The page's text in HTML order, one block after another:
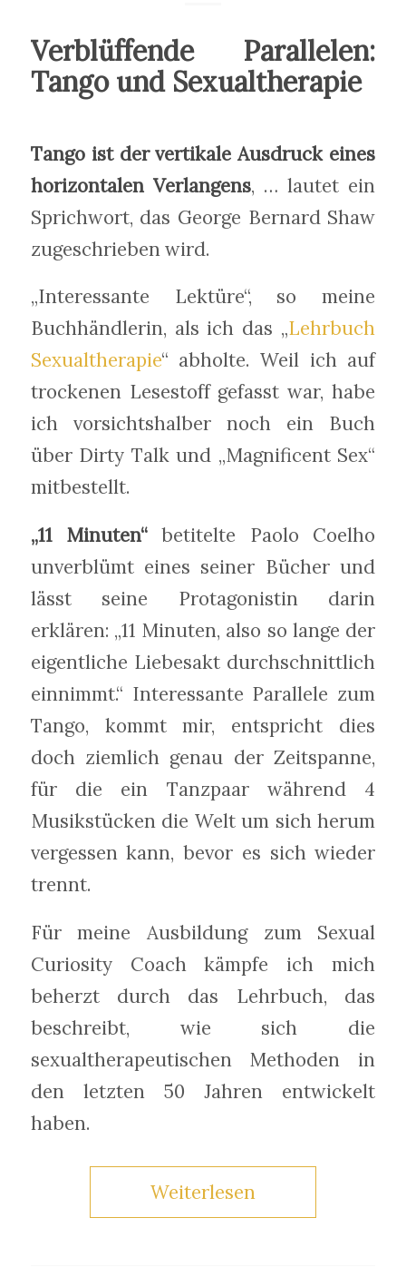
Verblüffende Parallelen:
Tango und Sexualtherapie
Tango ist der vertikale Ausdruck eines
horizontalen Verlangens, … lautet ein
Sprichwort, das George Bernard Shaw
zugeschrieben wird.
„Interessante Lektüre“, so meine
Buchhändlerin, als ich das „Lehrbuch
Sexualtherapie“ abholte. Weil ich auf
trockenen Lesestoff gefasst war, habe
ich vorsichtshalber noch ein Buch
über Dirty Talk und „Magnificent Sex“
mitbestellt.
„11 Minuten“ betitelte Paolo Coelho
unverblümt eines seiner Bücher und
lässt seine Protagonistin darin
erklären: „11 Minuten, also so lange der
eigentliche Liebesakt durchschnittlich
einnimmt.“ Interessante Parallele zum
Tango, kommt mir, entspricht dies
doch ziemlich genau der Zeitspanne,
für die ein Tanzpaar während 4
Musikstücken die Welt um sich herum
vergessen kann, bevor es sich wieder
trennt.
Für meine Ausbildung zum Sexual
Curiosity Coach kämpfe ich mich
beherzt durch das Lehrbuch, das
beschreibt, wie sich die
sexualtherapeutischen Methoden in
den letzten 50 Jahren entwickelt
haben.
Weiterlesen